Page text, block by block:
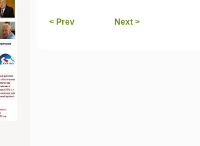
< Prev Next >